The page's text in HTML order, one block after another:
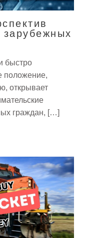
быстро
положение,
открывает
граждан, […]